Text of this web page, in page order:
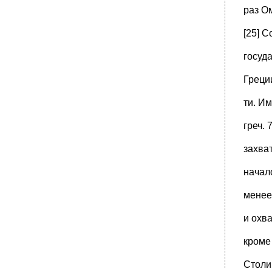
раз
[25]
ти.
греч.
и